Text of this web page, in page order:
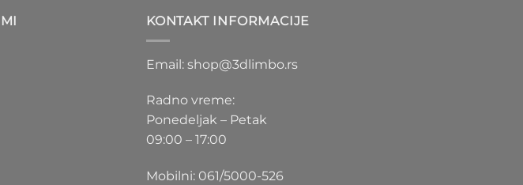
KONTAKT INFORMACIJE
Email: shop@3dlimbo.rs
Radno vreme:
Ponedeljak – Petak
09:00 – 17:00
Mobilni: 061/5000-526